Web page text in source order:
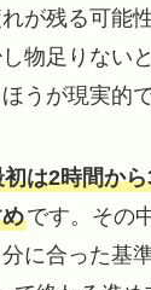
が残る可能
物足りない
うが現実的で
は2時間か
です。その
に合った基